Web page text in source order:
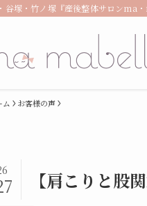
谷塚・竹ノ塚『産後整体サロンma
ム お客様の声
【肩こりと股